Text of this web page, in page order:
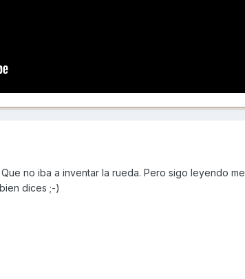
no iba a inventar la rueda. Pero sigo leyendo
dices ;-)